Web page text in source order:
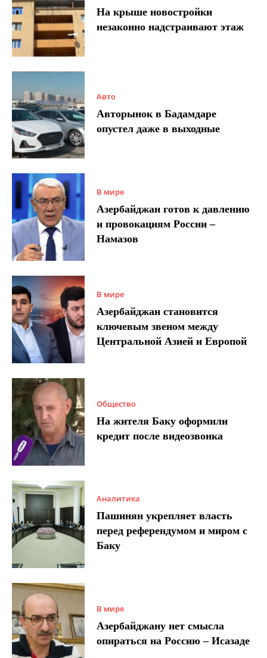
На крыше новостройки
незаконно надстраивают этаж
Авто
Авторынок в Бадамдаре
опустел даже в выходные
В мире
Азербайджан готов к давлению
и провокациям России –
Намазов
В мире
Азербайджан становится
ключевым звеном между
Центральной Азией и Европой
Общество
На жителя Баку оформили
кредит после видеозвонка
Аналитика
Пашинян укрепляет власть
перед референдумом и миром с
Баку
В мире
Азербайджану нет смысла
опираться на Россию – Исазаде